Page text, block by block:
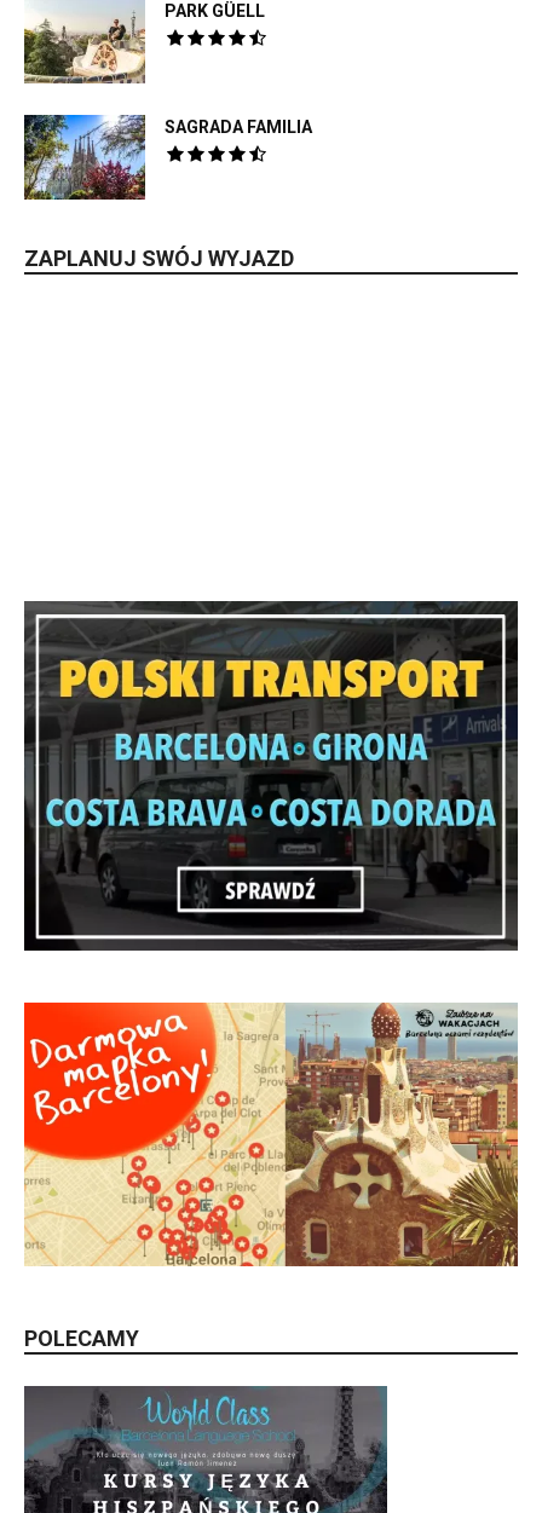
PARK GÜELL
SAGRADA FAMILIA
ZAPLANUJ SWÓJ WYJAZD
POLECAMY